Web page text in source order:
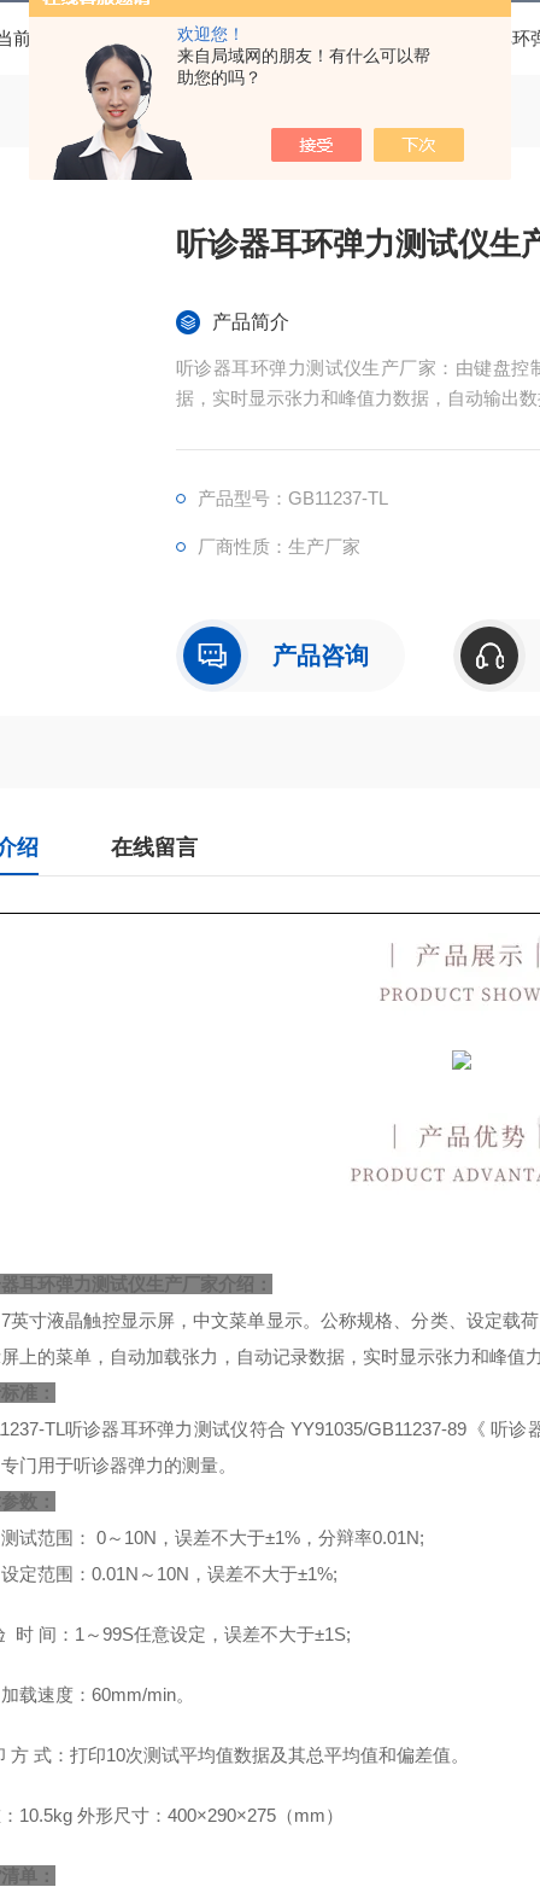
欢迎您！
来自局域网的朋友！有什么可以帮
助您的吗？
前位置： 产品中心 听诊器耳
听诊器耳环弹力测试仪生
产品简介
听诊器耳环弹力测试仪生产厂家：由键盘
据，实时显示张力和峰值力数据，自动输出
产品型号：GB11237-TL
厂商性质：生产厂家
产品咨询
绍 在线留言
耳环弹力测试仪生产厂家介绍：
英寸液晶触控显示屏，中文菜单显示。公称规格、分类、设定载
上的菜单，自动加载张力，自动记录数据，实时显示张力和峰值
准：
TL听诊器耳环弹力测试仪符合 YY91035/GB11237-89《 听
门用于听诊器弹力的测量。
数：
试范围： 0～10N，误差不大于±1%，分辩率0.01N;
定范围：0.01N～10N，误差不大于±1%;
时 间：1～99S任意设定，误差不大于±1S;
载速度：60mm/min。
方 式：打印10次测试平均值数据及其总平均值和偏差值。
10.5kg 外形尺寸：400×290×275（mm）
单：